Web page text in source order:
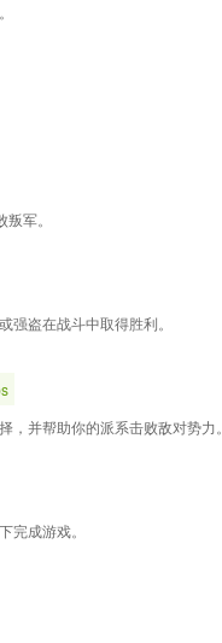
军。
强盗在战斗中取得胜利。
，并帮助你的派系击败敌对势力。
完成游戏。